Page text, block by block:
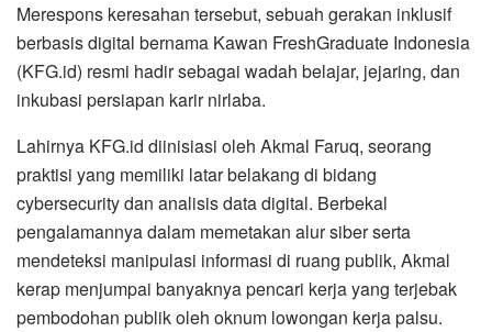
​Merespons keresahan tersebut, sebuah gerakan inklusif
berbasis digital bernama Kawan FreshGraduate Indonesia
(KFG.id) resmi hadir sebagai wadah belajar, jejaring, dan
inkubasi persiapan karir nirlaba.
​Lahirnya KFG.id diinisiasi oleh Akmal Faruq, seorang
praktisi yang memiliki latar belakang di bidang
cybersecurity dan analisis data digital. Berbekal
pengalamannya dalam memetakan alur siber serta
mendeteksi manipulasi informasi di ruang publik, Akmal
kerap menjumpai banyaknya pencari kerja yang terjebak
pembodohan publik oleh oknum lowongan kerja palsu.